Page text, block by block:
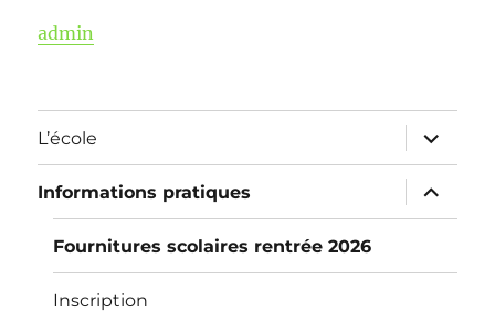
admin
L’école
ouvrir
le
sous-
menu
Informations pratiques
ouvrir
le
sous-
Fournitures scolaires rentrée 2026
Inscription